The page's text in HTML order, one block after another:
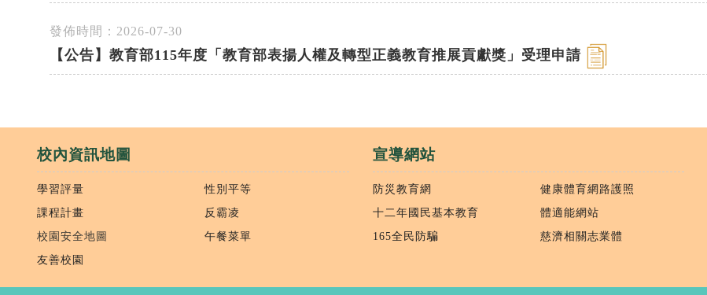
發佈時間：2026-07-30
【公告】教育部115年度「教育部表揚人權及轉型正義教育推展貢獻獎」受理申請
校內資訊地圖
學習評量
課程計畫
校園安全地圖
友善校園
性別平等
反霸凌
午餐菜單
宣導網站
防災教育網
十二年國民基本教育
165全民防騙
健康體育網路護照
體適能網站
慈濟相關志業體